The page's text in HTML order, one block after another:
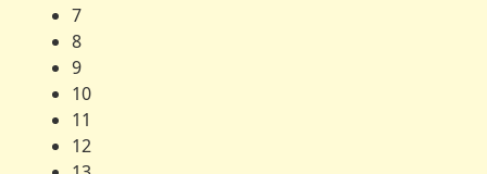
7
8
9
10
11
12